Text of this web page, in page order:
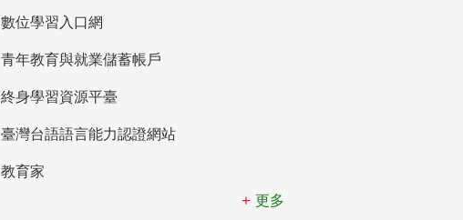
數位學習入口網
青年教育與就業儲蓄帳戶
終身學習資源平臺
臺灣台語語言能力認證網站
教育家
更多